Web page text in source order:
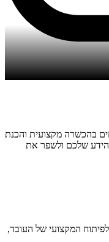
בהכשרה מקצועית והכנת
הידע שלכם ולשפר את
המקצועי של העובד,